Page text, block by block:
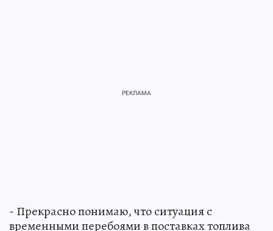
- Прекрасно понимаю, что ситуация с
временными перебоями в поставках топлива